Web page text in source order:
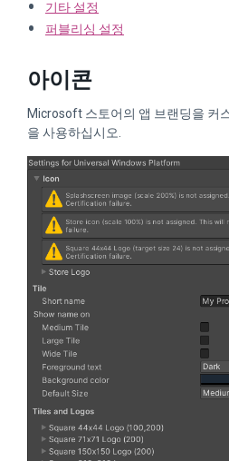
기타 설정
퍼블리싱 설정
아이콘
Microsoft 스토어의 앱 브랜딩을 커
을 사용하십시오.